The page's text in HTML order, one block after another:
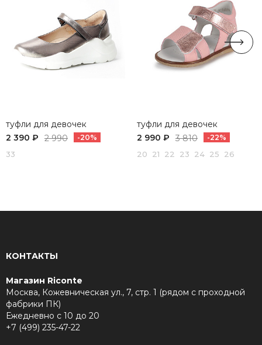
туфли для девочек
2 390 ₽
2 990 -20%
33
туфли для девочек
2 990 ₽
3 810 -22%
20 21 22 23 24 25 26
КОНТАКТЫ
Магазин Riconte
Москва, Кожевническая ул., 7, стр. 1 (рядом с проходной
фабрики ПК)
Ежедневно с 10 до 20
+7 (499) 235-47-22